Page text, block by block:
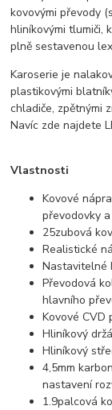
kovovými převody
hliníkovými tlumiči,
plně sestavenou
Karoserie je
plastikovými
chladiče, zpětnými
Navíc zde najdete
Vlastnosti
Kovové
převodovky
25zubová
Realistické
Nastavitelné
Převodová
hlavního
Kovové CVD
Hliníkový
Hliníkový
4,5mm
nastavení
1.9palcová